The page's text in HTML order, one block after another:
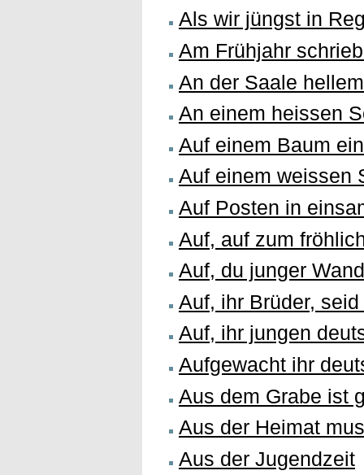
Als wir jüngst in
Am Frühjahr
An der Saale
An einem heissen
Auf einem Baum
Auf einem weissen
Auf Posten in
Auf, auf zum
Auf, du junger
Auf, ihr Brüder,
Auf, ihr jungen
Aufgewacht ihr
Aus dem Grabe ist
Aus der Heimat
Aus der Jugendzeit